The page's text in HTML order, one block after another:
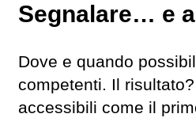
Segnalare… e
Dove e quando
competenti. Il
accessibili come il